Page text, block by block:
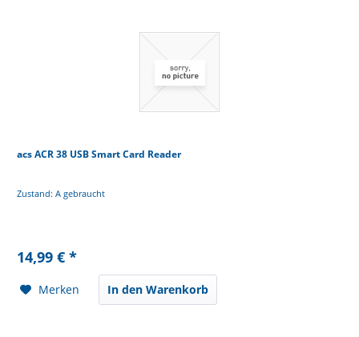
acs ACR 38 USB Smart Card Reader
Zustand: A gebraucht
14,99 € *
Merken In den Warenkorb